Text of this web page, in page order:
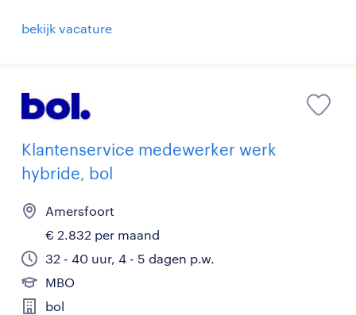
bekijk vacature
Klantenservice medewerker werk
hybride, bol
Amersfoort
€ 2.832 per maand
32 - 40 uur, 4 - 5 dagen p.w.
MBO
bol